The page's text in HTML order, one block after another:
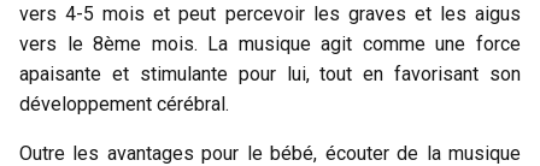
vers 4-5 mois et peut percevoir les graves et les aigus
vers le 8ème mois. La musique agit comme une force
apaisante et stimulante pour lui, tout en favorisant son
développement cérébral.
Outre les avantages pour le bébé, écouter de la musique